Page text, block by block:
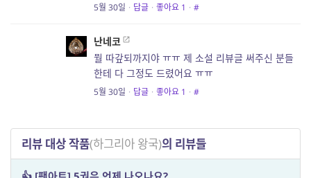
5월 30일 · 답글 · 좋아요 1 · #
난네코
뭘 따갚되까지야 ㅠㅠ 제 소설 리뷰글 써주신 분들
한테 다 그정도 드렸어요 ㅠㅠ
5월 30일 · 답글 · 좋아요 1 · #
리뷰 대상 작품(하그리아 왕국)의 리뷰들